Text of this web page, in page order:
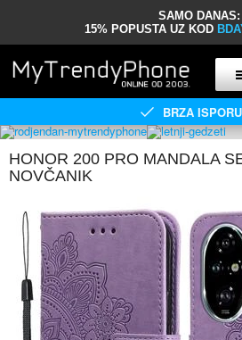
SAMO DANAS:
15% POPUSTA UZ KOD
BRZA
HONOR 200 PRO MANDALA
NOVČANIK